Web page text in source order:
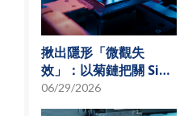
揪出隱形「微觀失
效」：以菊鏈把關 SiP
可靠度測試
06/29/2026